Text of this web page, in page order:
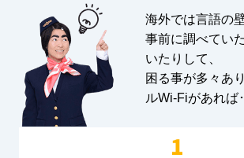
海外では言語の
事前に調べてい
いたりして、
困る事が多々あ
ルWi-Fiがあれば･